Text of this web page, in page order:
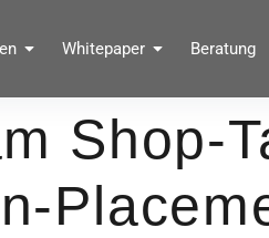
by BRANDPUNKT
Whitepaper Beratung
Shop-